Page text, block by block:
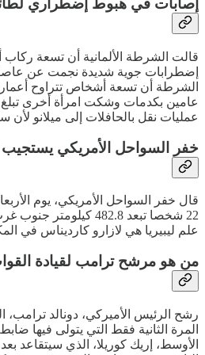
إصابات في هبوط إضطراري
قالت الشرطة الألمانية أن تسعة
عمليات نقل بالحافلات إلى ميلانو
خفر السواحل الأمريكي
22 شخصا تبعد
علم ليبيريا هي لازارو كارديناس في
من هو مرشح ترامب لقيادة
رشح الرئيس الأميركي، دونالد ترامب،
المرة الثانية فقط التي يتولى فيها